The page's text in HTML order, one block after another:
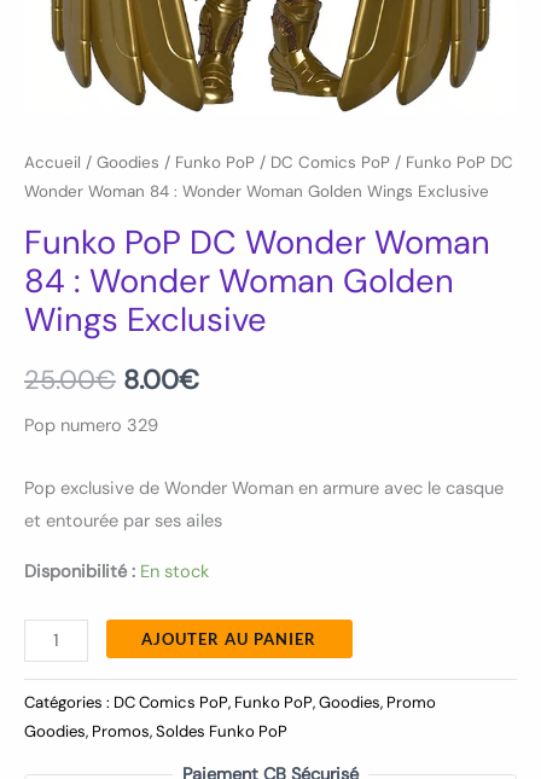
Accueil / Goodies / Funko PoP / DC Comics PoP / Funko PoP DC
Wonder Woman 84 : Wonder Woman Golden Wings Exclusive
Funko PoP DC Wonder Woman
84 : Wonder Woman Golden
Wings Exclusive
25.00€ 8.00€
Pop numero 329
Pop exclusive de Wonder Woman en armure avec le casque
et entourée par ses ailes
Disponibilité : En stock
AJOUTER AU PANIER
Catégories : DC Comics PoP, Funko PoP,Goodies, Promo
Goodies, Promos,Soldes Funko PoP